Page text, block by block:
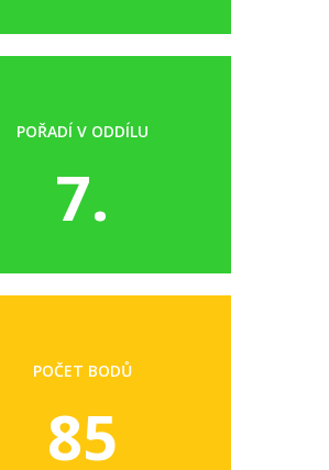
POŘADÍ V ODDÍLU
7.
POČET BODŮ
85